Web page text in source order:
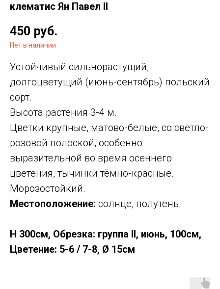
клематис Ян Павел II
450 руб.
Нет в наличии
Устойчивый сильнорастущий,
долгоцветущий (июнь-сентябрь) польский
сорт.
Высота растения 3-4 м.
Цветки крупные, матово-белые, со светло-
розовой полоской, особенно
выразительной во время осеннего
цветения, тычинки тёмно-красные.
Морозостойкий.
Местоположение: солнце, полутень.
Н 300см, Обрезка: группа II, июнь, 100см,
Цветение: 5-6 / 7-8, Ø 15см